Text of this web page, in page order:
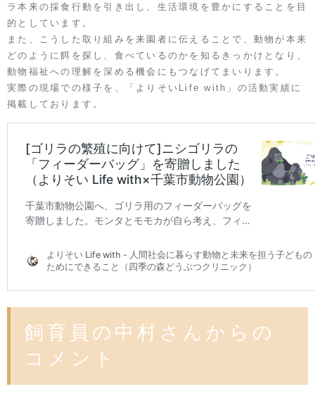
ラ本来の採食行動を引き出し、生活環境を豊かにすることを目
的としています。
また、こうした取り組みを来園者に伝えることで、動物が本来
どのように餌を探し、食べているのかを知るきっかけとなり、
動物福祉への理解を深める機会にもつなげてまいります。
実際の現場での様子を、「よりそいLife with」の活動実績に
掲載しております。
飼育員の中村さんからの
コメント